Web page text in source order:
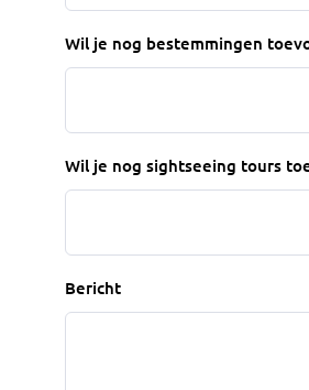
Wil je nog bestemmingen
Wil je nog sightseeing tours
Bericht